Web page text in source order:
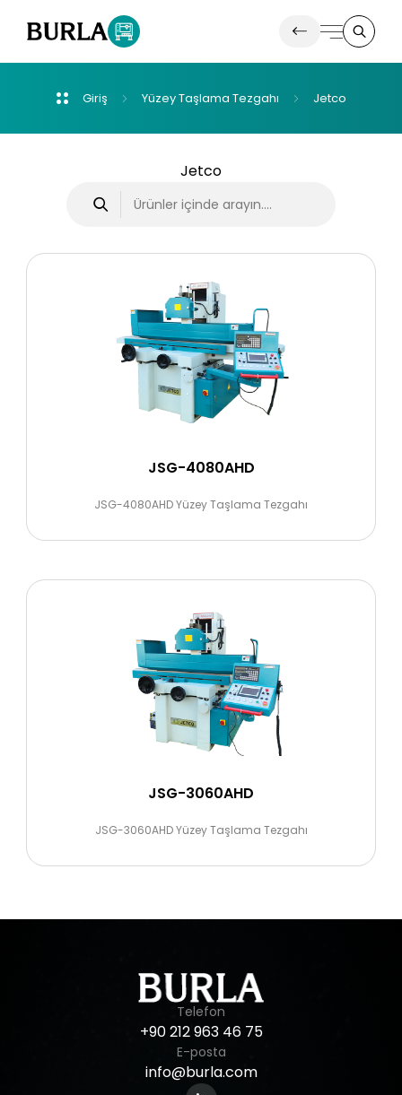
Ürünlerimiz
Giriş YüzeyTaşlama Tezgahı Jetco
Jetco
JSG-4080AHD
JSG-4080AHD Yüzey Taşlama Tezgahı
JSG-3060AHD
JSG-3060AHD Yüzey Taşlama Tezgahı
Telefon
+90212963 46 75
E-posta
info@burla.com